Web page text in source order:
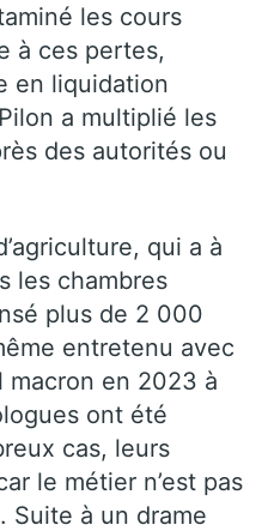
les cours
à ces pertes,
en liquidation
a multiplié les
des autorités ou
qui a à
les chambres
plus de 2 000
entretenu avec
macron en 2023 à
ont été
cas, leurs
le métier n’est pas
Suite à un drame